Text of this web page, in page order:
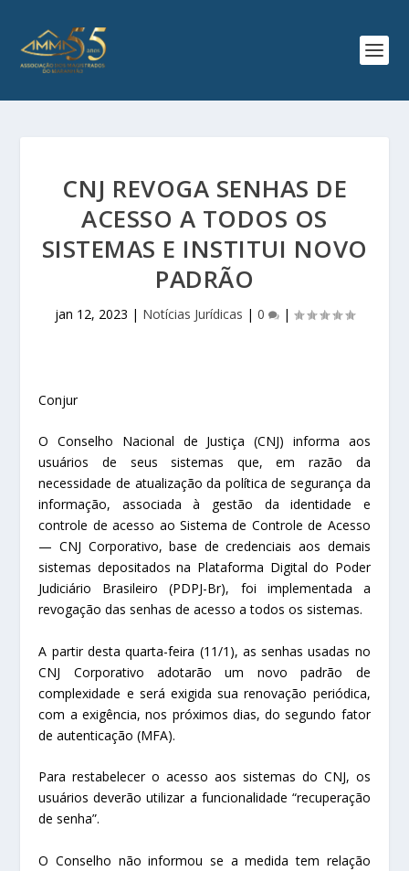
CNJ REVOGA SENHAS DE
ACESSO A TODOS OS
SISTEMAS E INSTITUI NOVO
PADRÃO
jan 12, 2023 | Notícias Jurídicas | 0 |
Conjur
O Conselho Nacional de Justiça (CNJ) informa aos
usuários de seus sistemas que, em razão da
necessidade de atualização da política de segurança da
informação, associada à gestão da identidade e
controle de acesso ao Sistema de Controle de Acesso
— CNJ Corporativo, base de credenciais aos demais
sistemas depositados na Plataforma Digital do Poder
Judiciário Brasileiro (PDPJ-Br), foi implementada a
revogação das senhas de acesso a todos os sistemas.
A partir desta quarta-feira (11/1), as senhas usadas no
CNJ Corporativo adotarão um novo padrão de
complexidade e será exigida sua renovação periódica,
com a exigência, nos próximos dias, do segundo fator
de autenticação (MFA).
Para restabelecer o acesso aos sistemas do CNJ, os
usuários deverão utilizar a funcionalidade “recuperação
de senha”.
O Conselho não informou se a medida tem relação